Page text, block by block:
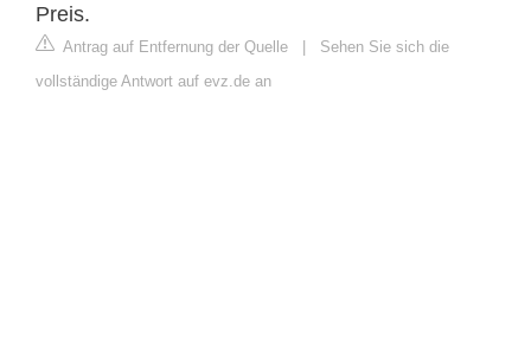
Preis.
Antrag auf Entfernung der Quelle | Sehen Sie sich die
vollständige Antwort auf evz.de an